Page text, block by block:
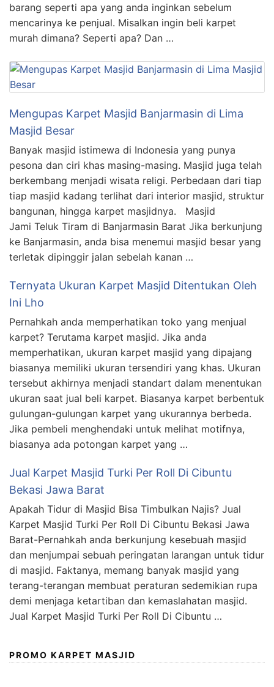
barang seperti apa yang anda inginkan sebelum
mencarinya ke penjual. Misalkan ingin beli karpet
murah dimana? Seperti apa? Dan …
Mengupas Karpet Masjid Banjarmasin di Lima
Masjid Besar
Banyak masjid istimewa di Indonesia yang punya
pesona dan ciri khas masing-masing. Masjid juga telah
berkembang menjadi wisata religi. Perbedaan dari tiap
tiap masjid kadang terlihat dari interior masjid, struktur
bangunan, hingga karpet masjidnya. Masjid
Jami Teluk Tiram di Banjarmasin Barat Jika berkunjung
ke Banjarmasin, anda bisa menemui masjid besar yang
terletak dipinggir jalan sebelah kanan …
Ternyata Ukuran Karpet Masjid Ditentukan Oleh
Ini Lho
Pernahkah anda memperhatikan toko yang menjual
karpet? Terutama karpet masjid. Jika anda
memperhatikan, ukuran karpet masjid yang dipajang
biasanya memiliki ukuran tersendiri yang khas. Ukuran
tersebut akhirnya menjadi standart dalam menentukan
ukuran saat jual beli karpet. Biasanya karpet berbentuk
gulungan-gulungan karpet yang ukurannya berbeda.
Jika pembeli menghendaki untuk melihat motifnya,
biasanya ada potongan karpet yang …
Jual Karpet Masjid Turki Per Roll Di Cibuntu
Bekasi Jawa Barat
Apakah Tidur di Masjid Bisa Timbulkan Najis? Jual
Karpet Masjid Turki Per Roll Di Cibuntu Bekasi Jawa
Barat-Pernahkah anda berkunjung kesebuah masjid
dan menjumpai sebuah peringatan larangan untuk tidur
di masjid. Faktanya, memang banyak masjid yang
terang-terangan membuat peraturan sedemikian rupa
demi menjaga ketartiban dan kemaslahatan masjid.
Jual Karpet Masjid Turki Per Roll Di Cibuntu …
PROMO KARPET MASJID